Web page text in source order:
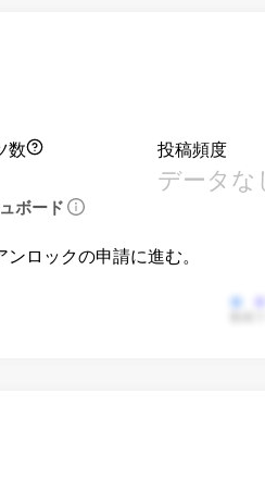
数 投稿頻度
データな
ボード
ロックの申請に進む。